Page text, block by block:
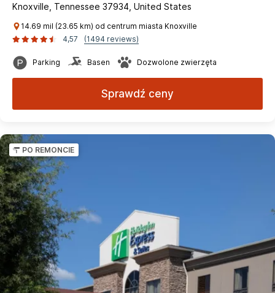
Knoxville, Tennessee 37934, United States
14.69 mil (23.65 km) od centrum miasta Knoxville
4,57
(1494 reviews)
Parking Basen Dozwolone zwierzęta
Sprawdź ceny
PO REMONCIE